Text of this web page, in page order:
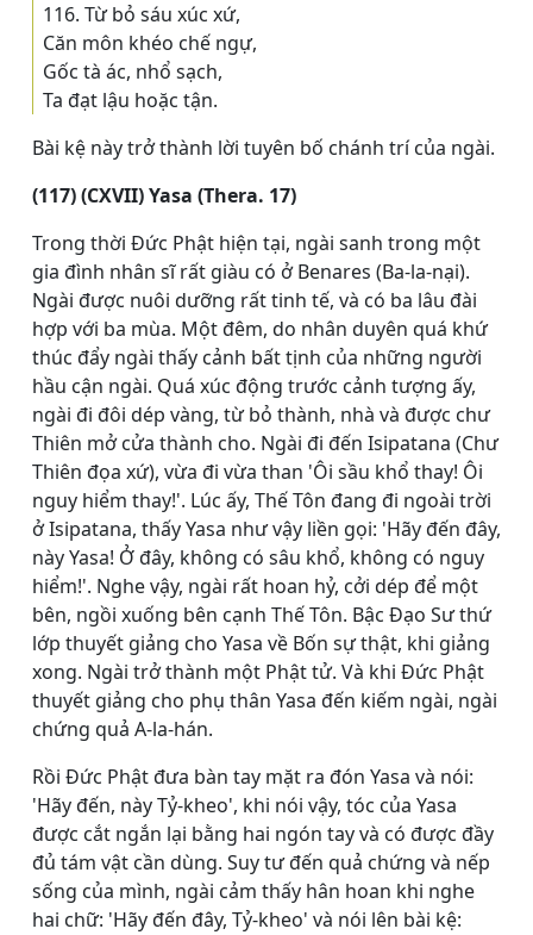
116. Từ bỏ sáu xúc xứ,
Căn môn khéo chế ngự,
Gốc tà ác, nhổ sạch,
Ta đạt lậu hoặc tận.
Bài kệ này trở thành lời tuyên bố chánh trí của ngài.
(117) (CXVII) Yasa (Thera. 17)
Trong thời Đức Phật hiện tại, ngài sanh trong một
gia đình nhân sĩ rất giàu có ở Benares (Ba-la-nại).
Ngài được nuôi dưỡng rất tinh tế, và có ba lâu đài
hợp với ba mùa. Một đêm, do nhân duyên quá khứ
thúc đẩy ngài thấy cảnh bất tịnh của những người
hầu cận ngài. Quá xúc động trước cảnh tượng ấy,
ngài đi đôi dép vàng, từ bỏ thành, nhà và được chư
Thiên mở cửa thành cho. Ngài đi đến Isipatana (Chư
Thiên đọa xứ), vừa đi vừa than 'Ôi sầu khổ thay! Ôi
nguy hiểm thay!'. Lúc ấy, Thế Tôn đang đi ngoài trời
ở Isipatana, thấy Yasa như vậy liền gọi: 'Hãy đến đây,
này Yasa! Ở đây, không có sâu khổ, không có nguy
hiểm!'. Nghe vậy, ngài rất hoan hỷ, cởi dép để một
bên, ngồi xuống bên cạnh Thế Tôn. Bậc Ðạo Sư thứ
lớp thuyết giảng cho Yasa về Bốn sự thật, khi giảng
xong. Ngài trở thành một Phật tử. Và khi Đức Phật
thuyết giảng cho phụ thân Yasa đến kiếm ngài, ngài
chứng quả A-la-hán.
Rồi Đức Phật đưa bàn tay mặt ra đón Yasa và nói:
'Hãy đến, này Tỷ-kheo', khi nói vậy, tóc của Yasa
được cắt ngắn lại bằng hai ngón tay và có được đầy
đủ tám vật cần dùng. Suy tư đến quả chứng và nếp
sống của mình, ngài cảm thấy hân hoan khi nghe
hai chữ: 'Hãy đến đây, Tỷ-kheo' và nói lên bài kệ: